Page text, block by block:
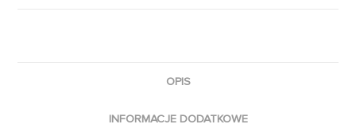
OPIS
INFORMACJE DODATKOWE